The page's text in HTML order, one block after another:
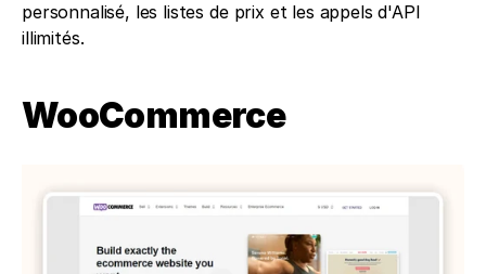
personnalisé, les listes de prix et les appels d'API
illimités.
WooCommerce